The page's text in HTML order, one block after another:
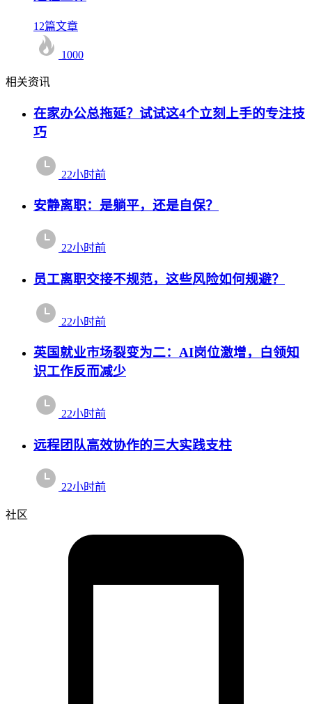
12篇文章
1000
相关资讯
在家办公总拖延？试试这4个立刻上手的专注技
巧
22小时前
安静离职：是躺平，还是自保？
22小时前
员工离职交接不规范，这些风险如何规避？
22小时前
英国就业市场裂变为二：AI岗位激增，白领知
识工作反而减少
22小时前
远程团队高效协作的三大实践支柱
22小时前
社区